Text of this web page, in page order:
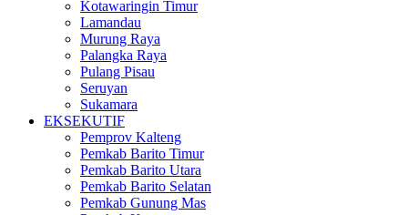
Kotawaringin Timur
Lamandau
Murung Raya
Palangka Raya
Pulang Pisau
Seruyan
Sukamara
EKSEKUTIF
Pemprov Kalteng
Pemkab Barito Timur
Pemkab Barito Utara
Pemkab Barito Selatan
Pemkab Gunung Mas